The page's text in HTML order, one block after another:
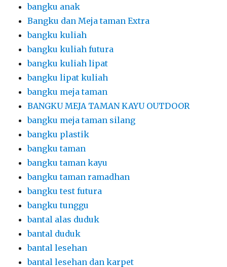
bangku anak
Bangku dan Meja taman Extra
bangku kuliah
bangku kuliah futura
bangku kuliah lipat
bangku lipat kuliah
bangku meja taman
BANGKU MEJA TAMAN KAYU OUTDOOR
bangku meja taman silang
bangku plastik
bangku taman
bangku taman kayu
bangku taman ramadhan
bangku test futura
bangku tunggu
bantal alas duduk
bantal duduk
bantal lesehan
bantal lesehan dan karpet